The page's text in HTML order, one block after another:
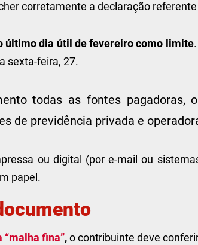
corretamente a declaração
último dia útil de fevereiro como limite
sexta-feira, 27.
todas as fontes pagadoras,
de previdência privada e
ou digital (por e-mail ou
papel.
“malha fina”, o contribuinte deve